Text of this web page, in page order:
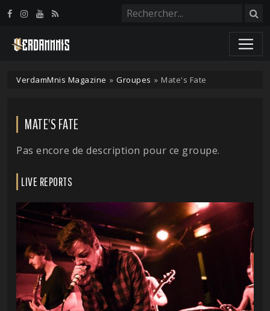
VerdamMnis Magazine » Groupes » Mate's Fate
MATE'S FATE
Pas encore de description pour ce groupe.
LIVE REPORTS
Panneau de gestion des cookies